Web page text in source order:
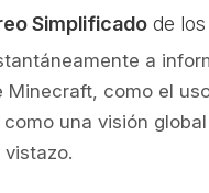
Simplificado de
a
Minecraft, como el
como una visión